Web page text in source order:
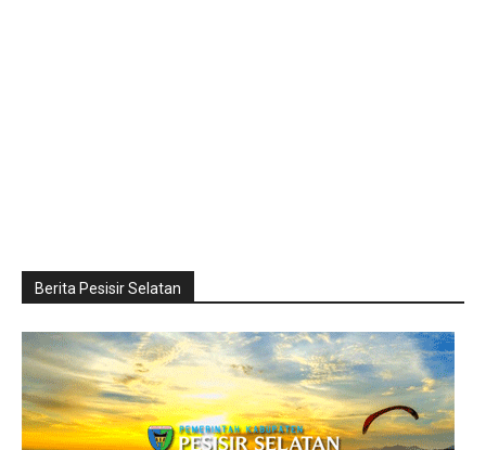
Berita Pesisir Selatan